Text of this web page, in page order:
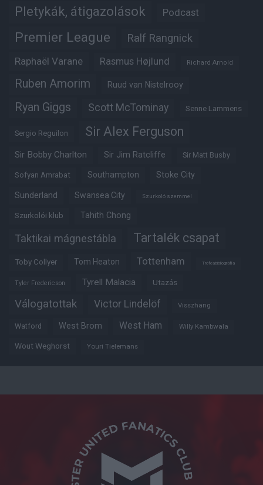
Pletykák, átigazolások Podcast
Premier League Ralf Rangnick
Raphaël Varane Rasmus Højlund Richard Arnold
Ruben Amorim Ruud van Nistelrooy
Ryan Giggs Scott McTominay Senne Lammens
Sergio Reguilon Sir Alex Ferguson
Sir Bobby Charlton Sir Jim Ratcliffe Sir Matt Busby
Sofyan Amrabat Southampton Stoke City
Sunderland Swansea City Szurkoló szemmel
Szurkolói klub Tahith Chong
Taktikai mágnestábla Tartalék csapat
Toby Collyer Tom Heaton Tottenham Trófeabibliográfia
Tyler Fredericson Tyrell Malacia Utazás
Válogatottak Victor Lindelöf Visszhang
Watford West Brom West Ham Willy Kambwala
Wout Weghorst Youri Tielemans